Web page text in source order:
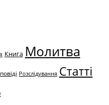
Книга Молитва
Розслідування Статті